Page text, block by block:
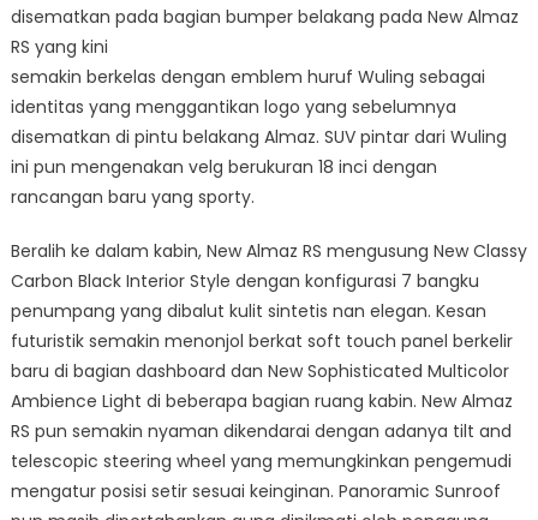
disematkan pada bagian bumper belakang pada New Almaz
RS yang kini
semakin berkelas dengan emblem huruf Wuling sebagai
identitas yang menggantikan logo yang sebelumnya
disematkan di pintu belakang Almaz. SUV pintar dari Wuling
ini pun mengenakan velg berukuran 18 inci dengan
rancangan baru yang sporty.
Beralih ke dalam kabin, New Almaz RS mengusung New Classy
Carbon Black Interior Style dengan konfigurasi 7 bangku
penumpang yang dibalut kulit sintetis nan elegan. Kesan
futuristik semakin menonjol berkat soft touch panel berkelir
baru di bagian dashboard dan New Sophisticated Multicolor
Ambience Light di beberapa bagian ruang kabin. New Almaz
RS pun semakin nyaman dikendarai dengan adanya tilt and
telescopic steering wheel yang memungkinkan pengemudi
mengatur posisi setir sesuai keinginan. Panoramic Sunroof